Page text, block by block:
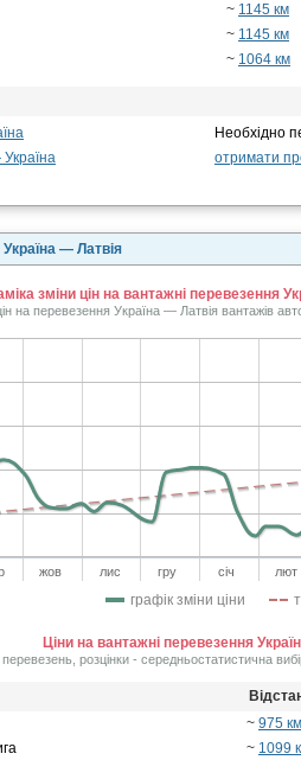
~ 1145 км
~ 1145 км
~ 1064 км
Необхідно
отримати
— Латвія
зміни цін на вантажні перевезення
на перевезення Україна — Латвія вантажів
графік зміни ціни
жов лис гру січ лют
Ціни на вантажні перевезення
розцінки - середньостатистична
~ 975 км
~ 1099